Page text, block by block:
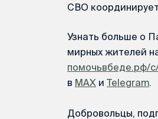
СВО
Узнать больше о
мирных жителей
помочьвбеде.рф/
в MAX и Telegram.
Добровольцы,